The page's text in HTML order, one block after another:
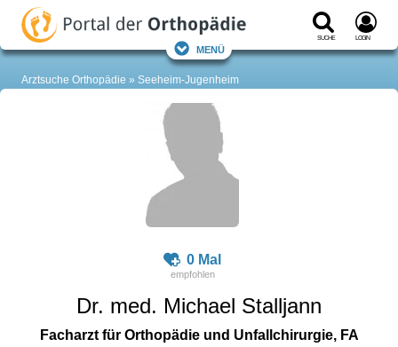
Suche Login
Menü
Arztsuche Orthopädie Seeheim-Jugenheim
0 Mal
Dr. med. Michael Stalljann
Facharzt für Orthopädie und Unfallchirurgie, FA